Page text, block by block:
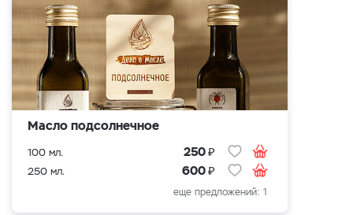
Масло подсолнечное
100 мл. 250₽
250 мл. 600₽
еще предложений: 1